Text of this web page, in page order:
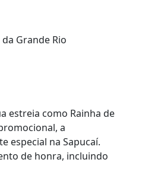
estreia como Rainha de
a
especial na Sapucaí.
de honra, incluindo